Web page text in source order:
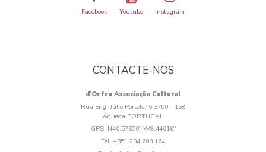
Facebook Youtube Instagram
CONTACTE-NOS
d’Orfeu Associação Cultural
Rua Eng. Júlio Portela, 6 3750 - 158
Águeda PORTUGAL
GPS: N40.57376º W8.44616º
Tel: +351 234 603 164